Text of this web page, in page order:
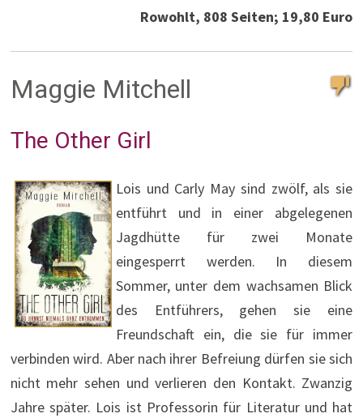
Rowohlt, 808 Seiten; 19,80 Euro
Maggie Mitchell
The Other Girl
Lois und Carly May sind zwölf, als sie
entführt und in einer abgelegenen
Jagdhütte für zwei Monate
eingesperrt werden. In diesem
Sommer, unter dem wachsamen Blick
des Entführers, gehen sie eine
Freundschaft ein, die sie für immer
verbinden wird. Aber nach ihrer Befreiung dürfen sie sich
nicht mehr sehen und verlieren den Kontakt. Zwanzig
Jahre später. Lois ist Professorin für Literatur und hat